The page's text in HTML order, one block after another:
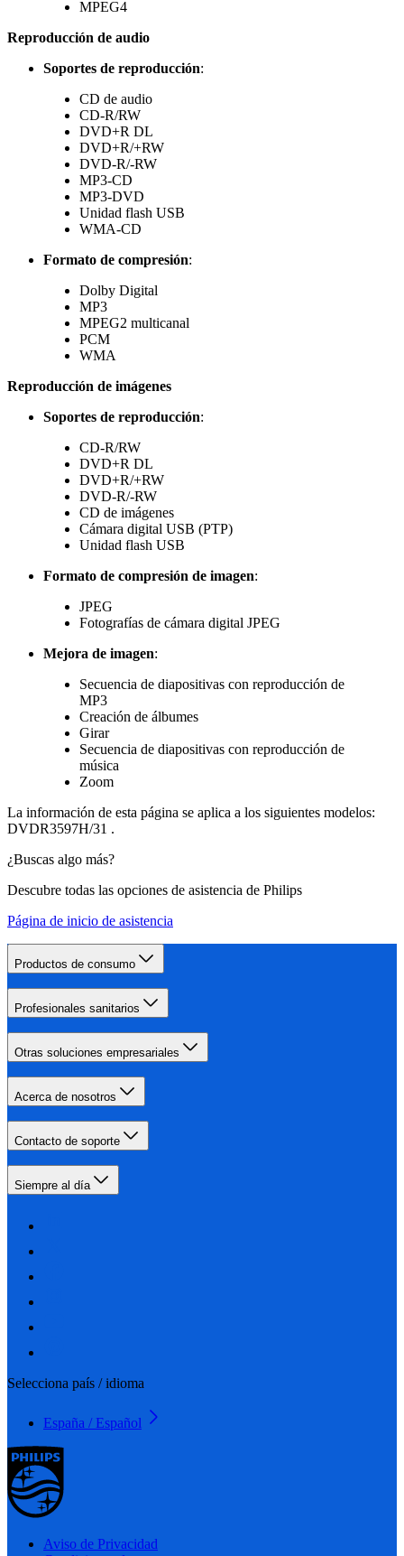
MPEG4
Reproducción de audio
Soportes de reproducción:
CD de audio
CD-R/RW
DVD+R DL
DVD+R/+RW
DVD-R/-RW
MP3-CD
MP3-DVD
Unidad flash USB
WMA-CD
Formato de compresión:
Dolby Digital
MP3
MPEG2 multicanal
PCM
WMA
Reproducción de imágenes
Soportes de reproducción:
CD-R/RW
DVD+R DL
DVD+R/+RW
DVD-R/-RW
CD de imágenes
Cámara digital USB (PTP)
Unidad flash USB
Formato de compresión de imagen:
JPEG
Fotografías de cámara digital JPEG
Mejora de imagen:
Secuencia de diapositivas con reproducción de
MP3
Creación de álbumes
Girar
Secuencia de diapositivas con reproducción de
música
Zoom
La información de esta página se aplica a los siguientes modelos:
DVDR3597H/31 .
¿Buscas algo más?
Descubre todas las opciones de asistencia de Philips
Página de inicio de asistencia
Productos de consumo
Profesionales sanitarios
Otras soluciones empresariales
Acerca de nosotros
Contacto de soporte
Siempre al día
Selecciona país / idioma
España / Español
Aviso de Privacidad